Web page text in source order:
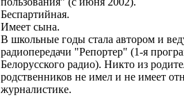
Беспартийная.
Имеет сына.
В школьные годы стала автором и
радиопередачи "Репортер" (1-я
Белорусского радио). Никто из
родственников не имел и не имеет
журналистике.